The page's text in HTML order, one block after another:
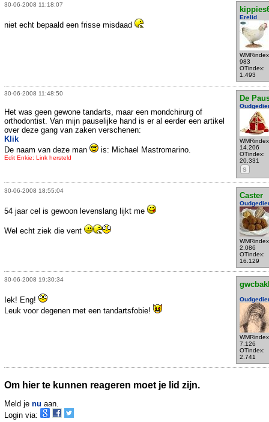
30-06-2008 11:18:07
Erelid
983
OTindex:
1.493
niet echt bepaald een frisse misdaad
30-06-2008 11:48:50
De
14.206
OTindex:
20.331
S
Het was geen gewone tandarts, maar een mondchirurg of
orthodontist. Van mijn pauselijke hand is er al eerder een artikel
over deze gang van zaken verschenen:
Klik
De naam van deze man
is: Michael Mastromarino.
Edit Enkie: Link hersteld
30-06-2008 18:55:04
Caster
2.086
OTindex:
16.129
54 jaar cel is gewoon levenslang lijkt me
Wel echt ziek die vent
30-06-2008 19:30:34
7.126
OTindex:
2.741
Iek! Eng!
Leuk voor degenen met een tandartsfobie!
Om hier te kunnen reageren moet je lid zijn.
Meld je nu aan.
Login via: